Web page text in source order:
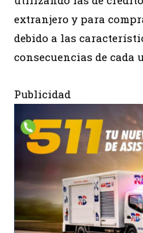
extranjero y para
debido a las
consecuencias de cada
Publicidad